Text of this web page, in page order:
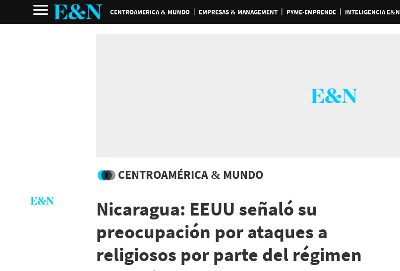
CENTROAMERICA & MUNDO EMPRESAS & MANAGEMENT PYME-EMPRENDE INTELIGENCIA E&N
CENTROAMÉRICA & MUNDO
Nicaragua: EEUU señaló su
preocupación por ataques a
religiosos por parte del régimen